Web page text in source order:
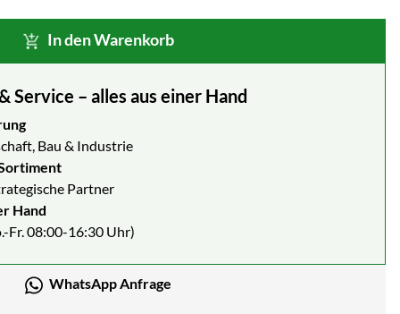
In den Warenkorb
Service – alles aus einer Hand
Bau & Industrie
Partner
Hand
Fr. 08:00-16:30 Uhr)
WhatsApp Anfrage